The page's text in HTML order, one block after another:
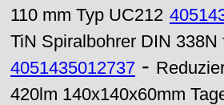
110 mm Typ UC212
TiN Spiralbohrer DIN
4051435012737 -
420lm 140x140x60mm